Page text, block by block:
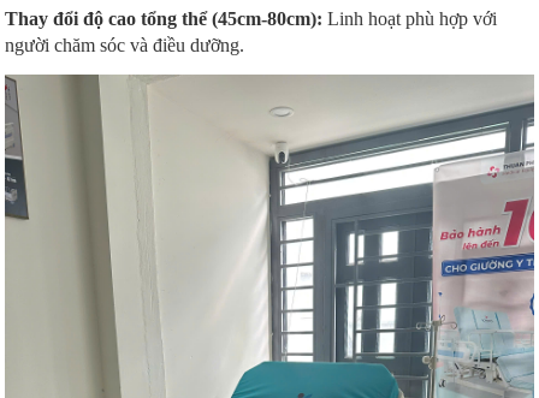
Thay đổi độ cao tổng thể (45cm-80cm): Linh hoạt phù hợp với
người chăm sóc và điều dưỡng.